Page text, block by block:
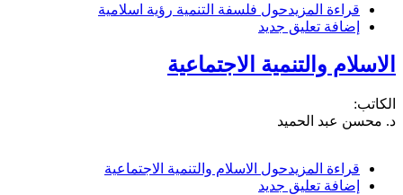
قراءة المزيدحول فلسفة التنمية رؤية اسلامية
إضافة تعليق جديد
الاسلام والتنمية الاجتماعية
الكاتب:
د. محسن عبد الحميد
قراءة المزيدحول الاسلام والتنمية الاجتماعية
إضافة تعليق جديد